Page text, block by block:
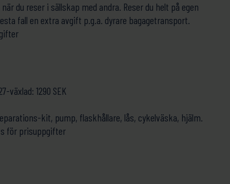
du reser i sällskap med andra. Reser du helt på egen
fall en extra avgift p.g.a. dyrare bagagetransport.
växlad: 1290 SEK
kit, pump, flaskhållare, lås, cykelväska, hjälm.
för prisuppgifter